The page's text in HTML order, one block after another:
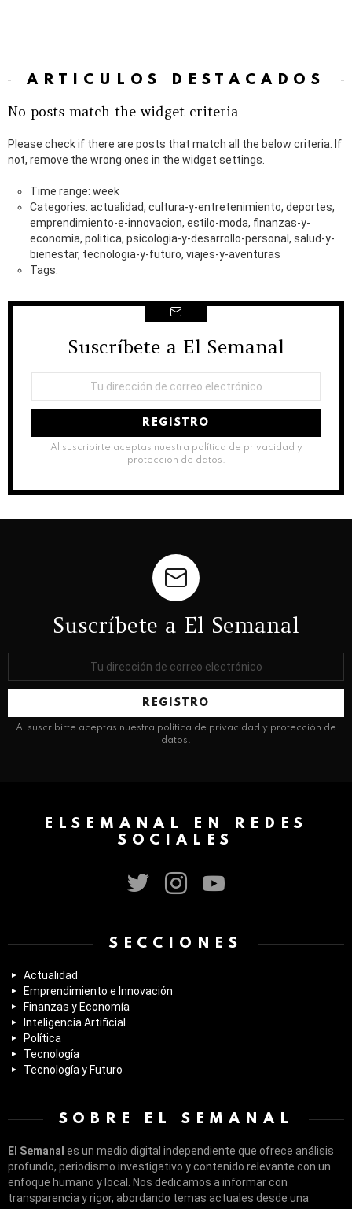
ARTÍCULOS DESTACADOS
No posts match the widget criteria
Please check if there are posts that match all the below criteria. If
not, remove the wrong ones in the widget settings.
Time range: week
Categories: actualidad, cultura-y-entretenimiento, deportes,
emprendimiento-e-innovacion, estilo-moda, finanzas-y-
economia, politica, psicologia-y-desarrollo-personal, salud-y-
bienestar, tecnologia-y-futuro, viajes-y-aventuras
Tags:
NEWSLETTER
Suscríbete a El Semanal
Al suscribirte aceptas nuestra política de privacidad y
protección de datos.
Suscríbete a El Semanal
Al suscribirte aceptas nuestra política de privacidad y protección de
datos.
ELSEMANAL EN REDES
SOCIALES
SECCIONES
Actualidad
Emprendimiento e Innovación
Finanzas y Economía
Inteligencia Artificial
Política
Tecnología
Tecnología y Futuro
SOBRE EL SEMANAL
El Semanal es un medio digital independiente que ofrece análisis
profundo, periodismo investigativo y contenido relevante con un
enfoque humano y local. Nos dedicamos a informar con
transparencia y rigor, abordando temas actuales desde una